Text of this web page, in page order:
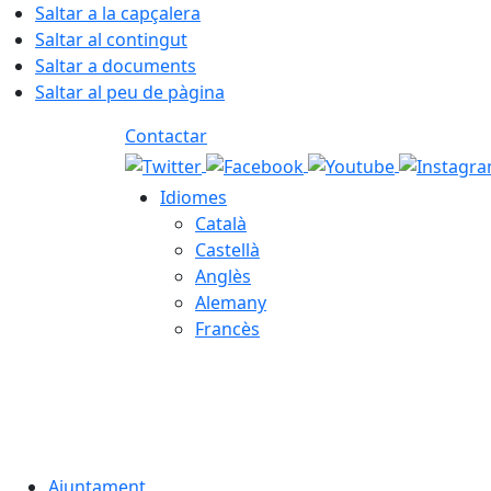
Saltar a la capçalera
Saltar al contingut
Saltar a documents
Saltar al peu de pàgina
Contactar
Idiomes
Català
Castellà
Anglès
Alemany
Francès